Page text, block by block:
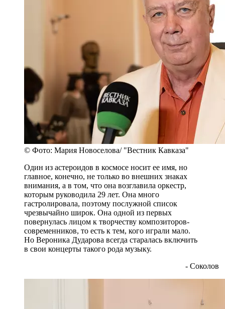
© Фото: Мария Новоселова/ "Вестник Кавказа"
Один из астероидов в космосе носит ее имя, но
главное, конечно, не только во внешних знаках
внимания, а в том, что она возглавила оркестр,
которым руководила 29 лет. Она много
гастролировала, поэтому послужной список
чрезвычайно широк. Она одной из первых
повернулась лицом к творчеству композиторов-
современников, то есть к тем, кого играли мало.
Но Вероника Дударова всегда старалась включить
в свои концерты такого рода музыку.
- Соколов